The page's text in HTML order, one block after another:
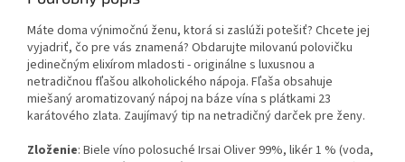
Máte doma výnimočnú ženu, ktorá si zaslúži potešiť? Chcete jej
vyjadriť, čo pre vás znamená? Obdarujte milovanú polovičku
jedinečným elixírom mladosti - originálne s luxusnou a
netradičnou fľašou alkoholického nápoja. Fľaša obsahuje
miešaný aromatizovaný nápoj na báze vína s plátkami 23
karátového zlata. Zaujímavý tip na netradičný darček pre ženy.
Zloženie: Biele víno polosuché Irsai Oliver 99%, likér 1 % (voda,